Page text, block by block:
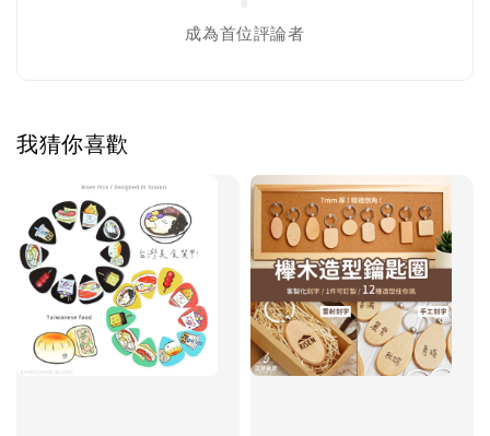
成為首位評論者
我猜你喜歡